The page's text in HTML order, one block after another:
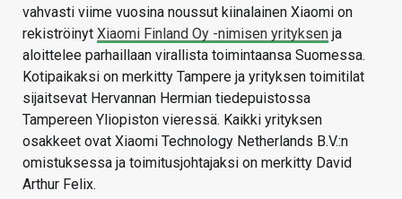
vahvasti viime vuosina noussut kiinalainen Xiaomi on
rekiströinyt Xiaomi Finland Oy -nimisen yrityksen ja
aloittelee parhaillaan virallista toimintaansa Suomessa.
Kotipaikaksi on merkitty Tampere ja yrityksen toimitilat
sijaitsevat Hervannan Hermian tiedepuistossa
Tampereen Yliopiston vieressä. Kaikki yrityksen
osakkeet ovat Xiaomi Technology Netherlands B.V.:n
omistuksessa ja toimitusjohtajaksi on merkitty David
Arthur Felix.